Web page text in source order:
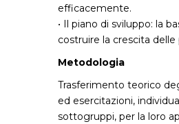
efficacemente.
• Il piano di sviluppo: la
costruire la crescita delle
Metodologia
Trasferimento teorico
ed esercitazioni,
sottogruppi, per la loro